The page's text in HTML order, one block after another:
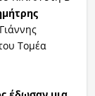
Τομέα